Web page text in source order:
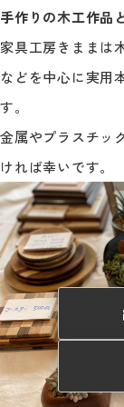
手作りの木工作品
家具工房きままは
などを中心に実用
す。
金属やプラスチッ
ければ幸いです。